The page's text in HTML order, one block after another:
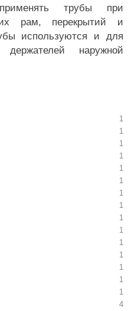
трубы при
рам, перекрытий и
используются и для
держателей наружной
1
1
1
1
1
1
1
1
1
1
1
1
1
1
1
4